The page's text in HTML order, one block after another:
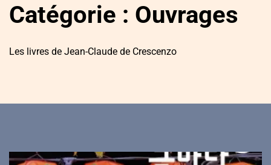
Catégorie : Ouvrages
Les livres de Jean-Claude de Crescenzo